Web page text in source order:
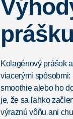
prášku
Kolagénový prášok
viacerými
smoothie alebo ho
je, že sa ľahko
výraznú vôňu ani